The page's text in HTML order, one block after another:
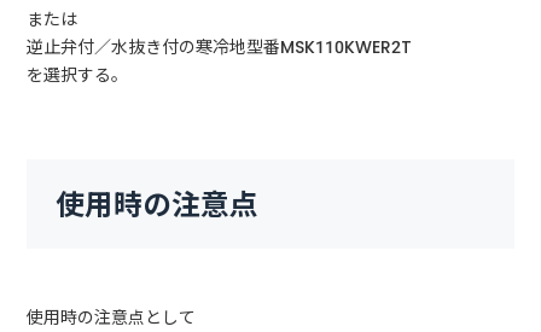
または
逆止弁付／水抜き付の寒冷地型番MSK110KWER2T
を選択する。
使用時の注意点
使用時の注意点として